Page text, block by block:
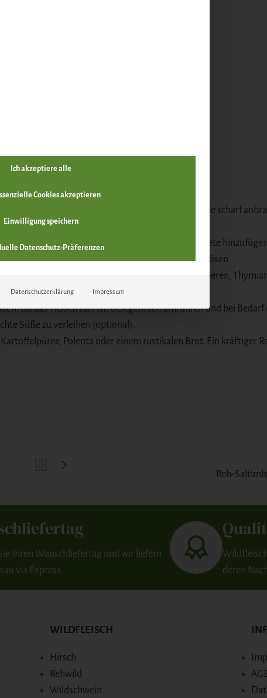
Wildfond zaubern
einreiben und portionsweise scharf
gebräunt sind. Möhren, Pastinaken und Rote Bete
ablöschen und den Bratensatz vom Topfboden lösen.
hinzufügen. Lorbeerblätter, Wacholderbeeren,
bis das Fleisch zart ist. Gelegentlich umrühren und bei
Süße zu verleihen (optional).
Polenta oder einem rustikalen Brot. Ein kräftiger
Reh-
Ihren Wunschliefertag und wir liefern
via Express.
deren
WILDFLEISCH
Hirsch
Rehwild
Wildschwein
Ich akzeptiere alle
Cookies akzeptieren
Einwilligung speichern
Datenschutz-Präferenzen
Datenschutzerklärung Impressum